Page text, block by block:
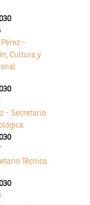
-
Cultura y
- Secretario
Técnico